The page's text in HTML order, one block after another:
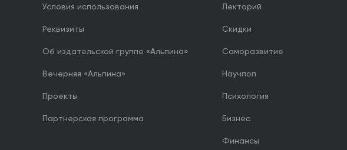
Условия использования
Реквизиты
Об издательской группе «Альпина»
Вечерняя «Альпина»
Проекты
Партнерская программа
Лекторий
Скидки
Саморазвитие
Научпоп
Психология
Бизнес
Финансы